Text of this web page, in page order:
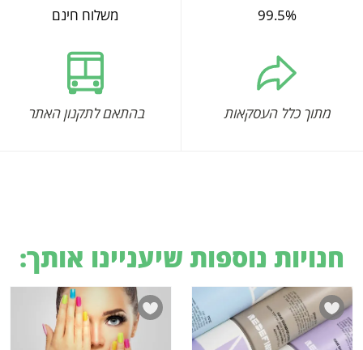
99.5%
מתוך כלל העסקאות
משלוח חינם
בהתאם לתקנון האתר
חנויות נוספות שיעניינו אותך: